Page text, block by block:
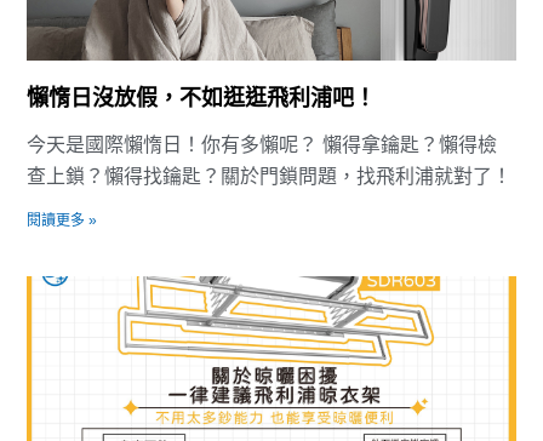
懶惰日沒放假，不如逛逛飛利浦吧！
今天是國際懶惰日！你有多懶呢？ 懶得拿鑰匙？懶得檢
查上鎖？懶得找鑰匙？關於門鎖問題，找飛利浦就對了！
閱讀更多 »